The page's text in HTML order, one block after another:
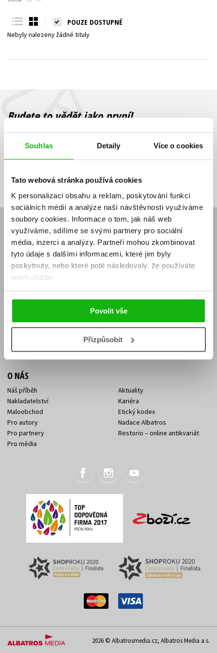
Souhlas Detaily Více o cookies
Tato webová stránka používá cookies
K personalizaci obsahu a reklam, poskytování funkcí
sociálních médií a analýze naší návštěvnosti využíváme
soubory cookies. Informace o tom, jak náš web
využíváme, sdílíme se svými partnery pro sociální
média, inzerci a analýzy. Partneři mohou zkombinovat
tyto údaje s dalšími informacemi, které jim byly
poskytnuty, nebo které poté následovaly, že používáte
jejich služby.
Povolit vše
Přizpůsobit
Young adult (SK)
Všechny tituly
POUZE DOSTUPNÉ
Nebyly nalezeny žádné tituly
Budete to vědět jako první!
Zajímá Vás, jaký knižní hit právě vychází, na jaké zboží je výhodná
sleva, jaká běží soutěž o ceny? Přihlášením k odběru našich e-
souhlasíte se zpracováním osobních údajů
mailová
adresa
mailová
adresa
Vaše e-mailová adresa Přihlásit se
E-SHOP
Aktuality
Naši autoři
Obchodní podmínky
Jak nakoupit
Knižní novinky
Dárkové poukazy
Affiliate program
KONTAKTY
Sídlo společnosti
Kontakty Albatros Media
O NÁS
Náš příběh
Nakladatelství
Maloobchod
Pro autory
Pro partnery
Pro média
Aktuality
Kariéra
Etický kodex
Nadace Albatros
Restorio – online antikvariát
2026 © Albatrosmedia.cz, Albatros Media a.s.